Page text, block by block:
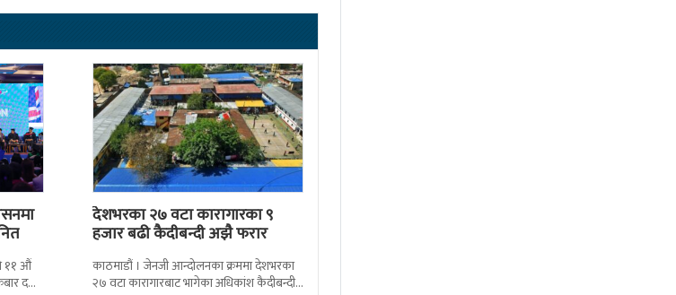
११ औं
द
देशभरका २७ वटा कारागारका ९
हजार बढी कैदीबन्दी अझै फरार
काठमाडौं । जेनजी आन्दोलनका क्रममा देशभरका
२७ वटा कारागारबाट भागेका अधिकांश कैदीबन्दी